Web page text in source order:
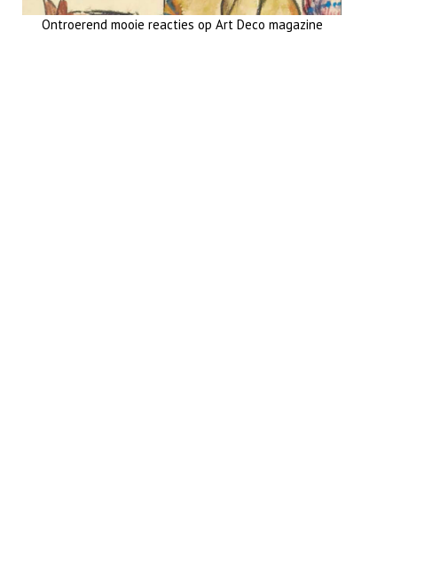
Ontroerend mooie reacties op Art Deco magazine